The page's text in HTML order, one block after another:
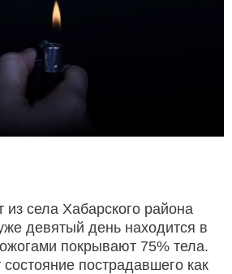
из села Хабарского района
девятый день находится в
покрывают 75% тела.
пострадавшего как